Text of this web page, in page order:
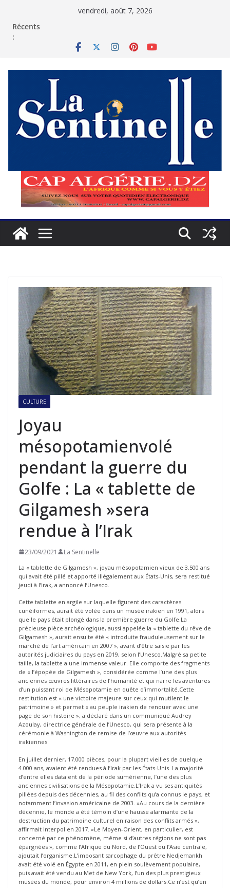
vendredi, août 7, 2026
Récents
:
CULTURE
Joyau
mésopotamienvolé
pendant la guerre du
Golfe : La « tablette de
Gilgamesh »sera
rendue à l’Irak
23/09/2021 La Sentinelle
La « tablette de Gilgamesh », joyau mésopotamien vieux de 3.500 ans
qui avait été pillé et apporté illégalement aux États-Unis, sera restitué
jeudi à l’Irak, a annoncé l’Unesco.
Cette tablette en argile sur laquelle figurent des caractères
cunéiformes, aurait été volée dans un musée irakien en 1991, alors
que le pays était plongé dans la première guerre du Golfe.La
précieuse pièce archéologique, aussi appelée la « tablette du rêve de
Gilgamesh », aurait ensuite été « introduite frauduleusement sur le
marché de l’art américain en 2007 », avant d’être saisie par les
autorités judiciaires du pays en 2019, selon l’Unesco.Malgré sa petite
taille, la tablette a une immense valeur. Elle comporte des fragments
de « l’épopée de Gilgamesh », considérée comme l’une des plus
anciennes œuvres littéraires de l’humanité et qui narre les aventures
d’un puissant roi de Mésopotamie en quête d’immortalité.Cette
restitution est « une victoire majeure sur ceux qui mutilent le
patrimoine » et permet « au peuple irakien de renouer avec une
page de son histoire », a déclaré dans un communiqué Audrey
Azoulay, directrice générale de l’Unesco, qui sera présente à la
cérémonie à Washington de remise de l’œuvre aux autorités
irakiennes.
En juillet dernier, 17.000 pièces, pour la plupart vieilles de quelque
4.000 ans, avaient été rendues à l’Irak par les États-Unis. La majorité
d’entre elles dataient de la période sumérienne, l’une des plus
anciennes civilisations de la Mésopotamie.L’Irak a vu ses antiquités
pillées depuis des décennies, au fil des conflits qu’a connus le pays, et
notamment l’invasion américaine de 2003. »Au cours de la dernière
décennie, le monde a été témoin d’une hausse alarmante de la
destruction du patrimoine culturel en raison des conflits armés »,
affirmait Interpol en 2017. »Le Moyen-Orient, en particulier, est
concerné par ce phénomène, même si d’autres régions ne sont pas
épargnées », comme l’Afrique du Nord, de l’Ouest ou l’Asie centrale,
ajoutait l’organisme.L’imposant sarcophage du prêtre Nedjemankh
avait été volé en Égypte en 2011, en plein soulèvement populaire,
puis avait été vendu au Met de New York, l’un des plus prestigieux
musées du monde, pour environ 4 millions de dollars.Ce n’est qu’en